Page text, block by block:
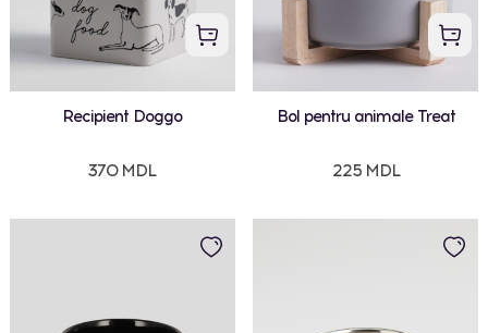
Recipient Doggo
370 MDL
Bol pentru animale Treat
225 MDL